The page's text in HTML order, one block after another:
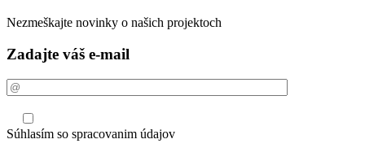
Nezmeškajte novinky o našich projektoch
Zadajte váš e-mail
Súhlasím so spracovanim údajov